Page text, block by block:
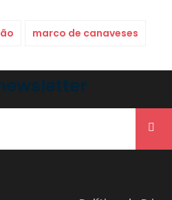
marco de canaveses